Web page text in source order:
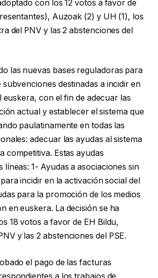
con los 12 votos a favor de
Auzoak (2) y UH (1), los
del PNV y las 2 abstenciones del
las nuevas bases reguladoras para
subvenciones destinadas a incidir en
euskera, con el fin de adecuar las
actual y establecer el sistema que
paulatinamente en todas las
adecuar las ayudas al sistema
competitiva. Estas ayudas
líneas: 1- Ayudas a asociaciones sin
incidir en la activación social del
para la promoción de los medios
en euskera. La decisión se ha
18 votos a favor de EH Bildu,
y las 2 abstenciones del PSE.
el pago de las facturas